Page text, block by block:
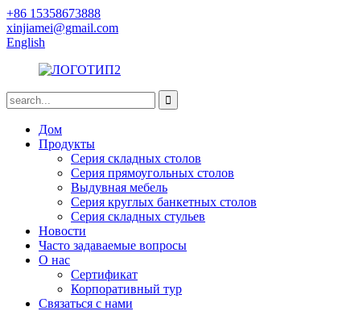
+86 15358673888
xinjiamei@gmail.com
English
Дом
Продукты
Серия складных столов
Серия прямоугольных столов
Выдувная мебель
Серия круглых банкетных столов
Серия складных стульев
Новости
Часто задаваемые вопросы
О нас
Сертификат
Корпоративный тур
Связаться с нами